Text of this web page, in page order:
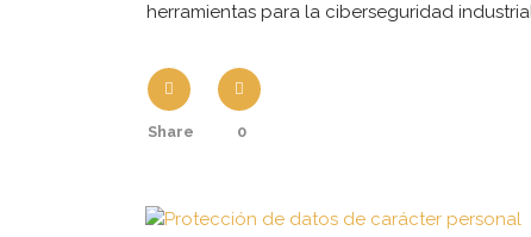
herramientas para la ciberseguridad
Share 0